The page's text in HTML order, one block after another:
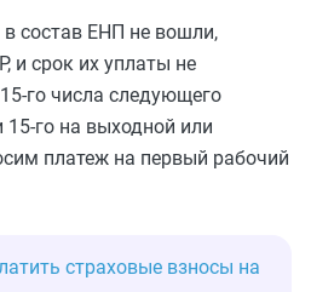
состав ЕНП не вошли,
и срок их уплаты не
го числа следующего
го на выходной или
платеж на первый рабочий
страховые взносы на